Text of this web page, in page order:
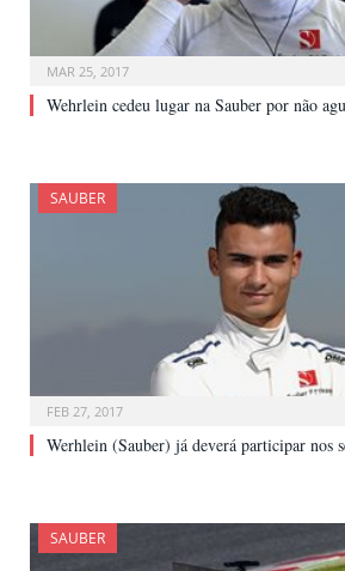
MAR 25, 2017
Wehrlein cedeu lugar na Sauber por não
SAUBER
FEB 27, 2017
Werhlein (Sauber) já deverá participar nos
SAUBER